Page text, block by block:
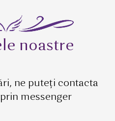
noastre
ne puteți contacta
messenger